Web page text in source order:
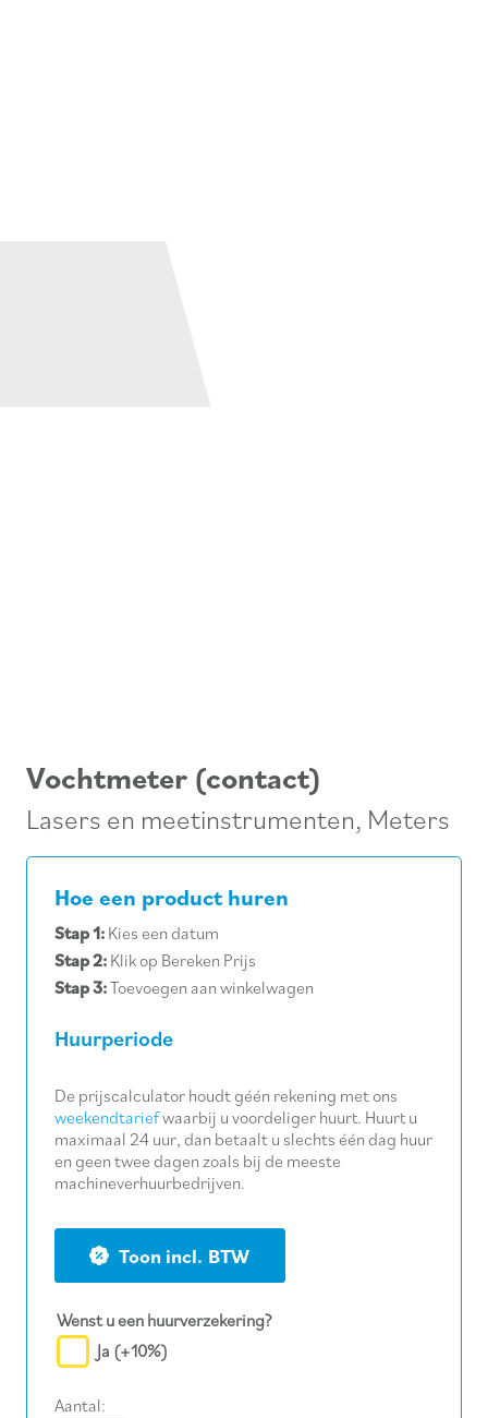
Vochtmeter (contact)
Lasers en meetinstrumenten, Meters
Hoe een product huren
Stap 1: Kies een datum
Stap 2: Klik op Bereken Prijs
Stap 3:Toevoegen aan winkelwagen
Huurperiode
De prijscalculator houdt géén rekening met ons
weekendtariefwaarbij u voordeliger huurt. Huurt u
maximaal 24 uur, dan betaalt u slechts één dag huur
en geen twee dagen zoals bij de meeste
machineverhuurbedrijven.
BTW
Wenst u een huurverzekering?
Ja (+10%)
Aantal: